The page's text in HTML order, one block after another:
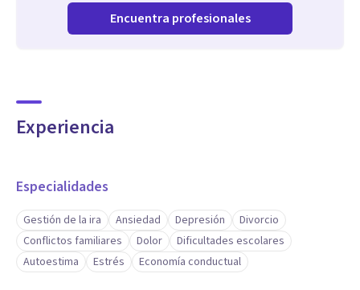
Encuentra profesionales
Experiencia
Especialidades
Gestión de la ira Ansiedad Depresión
Divorcio
Conflictos familiares
Dolor
Dificultades escolares
Autoestima
Estrés Economía conductual